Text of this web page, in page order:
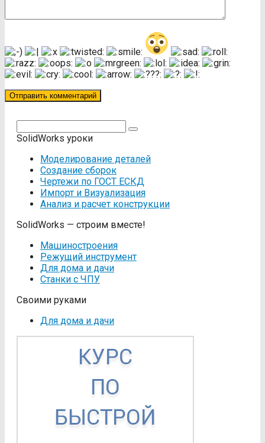
SolidWorks уроки
Моделирование деталей
Создание сборок
Чертежи по ГОСТ ЕСКД
Импорт и Визуализация
Анализ и расчет конструкции
SolidWorks — строим вместе!
Машиностроения
Режущий инструмент
Для дома и дачи
Станки с ЧПУ
Своими руками
Для дома и дачи